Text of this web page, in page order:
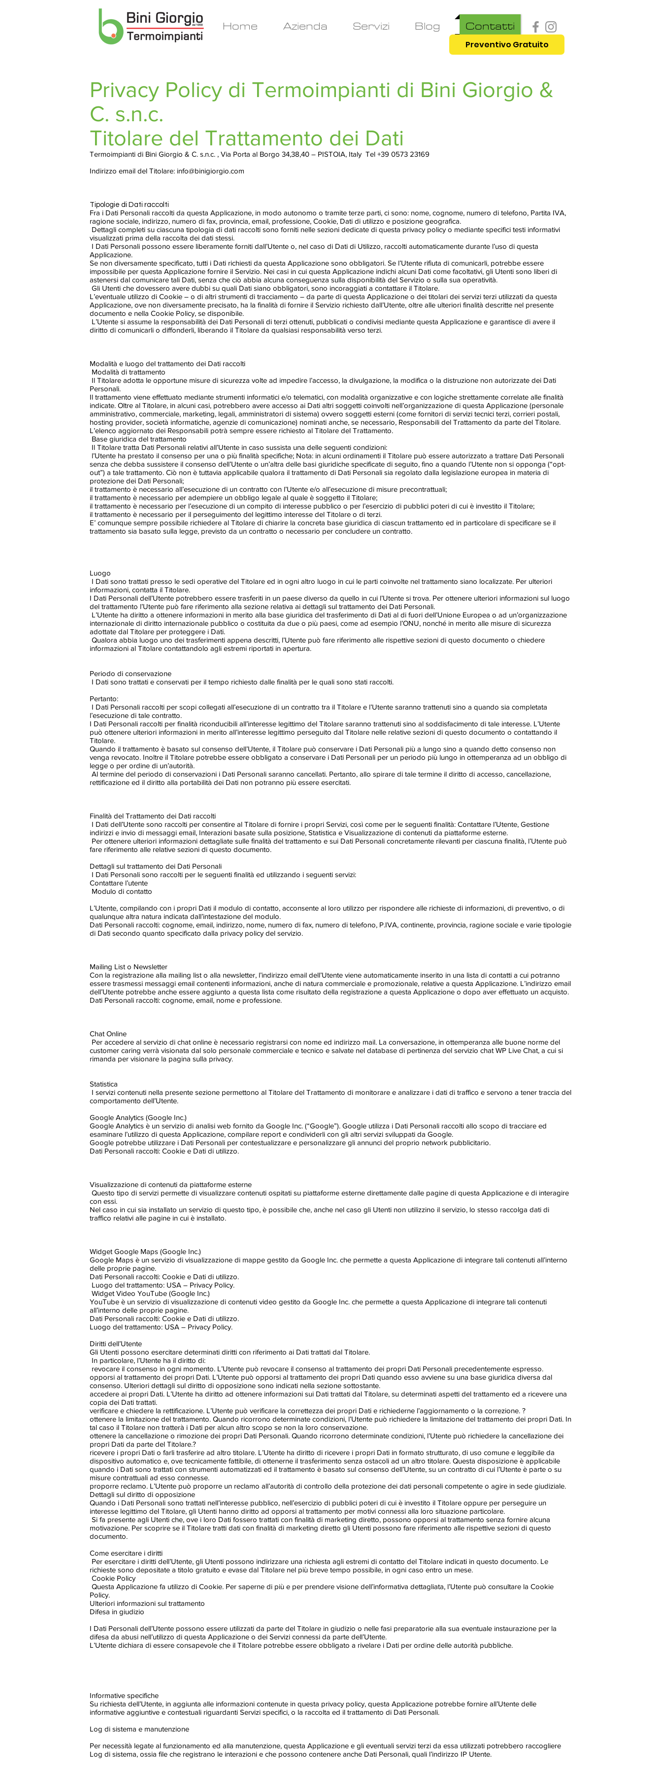
Home Azienda Servizi Blog Contatti
Preventivo Gratuito
Privacy Policy di Termoimpianti di Bini Giorgio &
C. s.n.c.
Titolare del Trattamento dei Dati
Termoimpianti di Bini Giorgio & C. s.n.c. , Via Porta al Borgo 34,38,40 – PISTOIA, Italy Tel +39 0573 23169
Indirizzo email del Titolare: info@binigiorgio.com
Tipologie di Dati raccolti
Fra i Dati Personali raccolti da questa Applicazione, in modo autonomo o tramite terze parti, ci sono: nome, cognome, numero di telefono, Partita IVA,
ragione sociale, indirizzo, numero di fax, provincia, email, professione, Cookie, Dati di utilizzo e posizione geografica.
Dettagli completi su ciascuna tipologia di dati raccolti sono forniti nelle sezioni dedicate di questa privacy policy o mediante specifici testi informativi
visualizzati prima della raccolta dei dati stessi.
I Dati Personali possono essere liberamente forniti dall’Utente o, nel caso di Dati di Utilizzo, raccolti automaticamente durante l’uso di questa
Applicazione.
Se non diversamente specificato, tutti i Dati richiesti da questa Applicazione sono obbligatori. Se l’Utente rifiuta di comunicarli, potrebbe essere
impossibile per questa Applicazione fornire il Servizio. Nei casi in cui questa Applicazione indichi alcuni Dati come facoltativi, gli Utenti sono liberi di
astenersi dal comunicare tali Dati, senza che ciò abbia alcuna conseguenza sulla disponibilità del Servizio o sulla sua operatività.
Gli Utenti che dovessero avere dubbi su quali Dati siano obbligatori, sono incoraggiati a contattare il Titolare.
L’eventuale utilizzo di Cookie – o di altri strumenti di tracciamento – da parte di questa Applicazione o dei titolari dei servizi terzi utilizzati da questa
Applicazione, ove non diversamente precisato, ha la finalità di fornire il Servizio richiesto dall’Utente, oltre alle ulteriori finalità descritte nel presente
documento e nella Cookie Policy, se disponibile.
L’Utente si assume la responsabilità dei Dati Personali di terzi ottenuti, pubblicati o condivisi mediante questa Applicazione e garantisce di avere il
diritto di comunicarli o diffonderli, liberando il Titolare da qualsiasi responsabilità verso terzi.
Modalità e luogo del trattamento dei Dati raccolti
Modalità di trattamento
Il Titolare adotta le opportune misure di sicurezza volte ad impedire l’accesso, la divulgazione, la modifica o la distruzione non autorizzate dei Dati
Personali.
Il trattamento viene effettuato mediante strumenti informatici e/o telematici, con modalità organizzative e con logiche strettamente correlate alle finalità
indicate. Oltre al Titolare, in alcuni casi, potrebbero avere accesso ai Dati altri soggetti coinvolti nell’organizzazione di questa Applicazione (personale
amministrativo, commerciale, marketing, legali, amministratori di sistema) ovvero soggetti esterni (come fornitori di servizi tecnici terzi, corrieri postali,
hosting provider, società informatiche, agenzie di comunicazione) nominati anche, se necessario, Responsabili del Trattamento da parte del Titolare.
L’elenco aggiornato dei Responsabili potrà sempre essere richiesto al Titolare del Trattamento.
Base giuridica del trattamento
Il Titolare tratta Dati Personali relativi all’Utente in caso sussista una delle seguenti condizioni:
l’Utente ha prestato il consenso per una o più finalità specifiche; Nota: in alcuni ordinamenti il Titolare può essere autorizzato a trattare Dati Personali
senza che debba sussistere il consenso dell’Utente o un’altra delle basi giuridiche specificate di seguito, fino a quando l’Utente non si opponga (“opt-
out”) a tale trattamento. Ciò non è tuttavia applicabile qualora il trattamento di Dati Personali sia regolato dalla legislazione europea in materia di
protezione dei Dati Personali;
il trattamento è necessario all’esecuzione di un contratto con l’Utente e/o all’esecuzione di misure precontrattuali;
il trattamento è necessario per adempiere un obbligo legale al quale è soggetto il Titolare;
il trattamento è necessario per l’esecuzione di un compito di interesse pubblico o per l’esercizio di pubblici poteri di cui è investito il Titolare;
il trattamento è necessario per il perseguimento del legittimo interesse del Titolare o di terzi.
E’ comunque sempre possibile richiedere al Titolare di chiarire la concreta base giuridica di ciascun trattamento ed in particolare di specificare se il
trattamento sia basato sulla legge, previsto da un contratto o necessario per concludere un contratto.
Luogo
I Dati sono trattati presso le sedi operative del Titolare ed in ogni altro luogo in cui le parti coinvolte nel trattamento siano localizzate. Per ulteriori
informazioni, contatta il Titolare.
I Dati Personali dell’Utente potrebbero essere trasferiti in un paese diverso da quello in cui l’Utente si trova. Per ottenere ulteriori informazioni sul luogo
del trattamento l’Utente può fare riferimento alla sezione relativa ai dettagli sul trattamento dei Dati Personali.
L’Utente ha diritto a ottenere informazioni in merito alla base giuridica del trasferimento di Dati al di fuori dell’Unione Europea o ad un’organizzazione
internazionale di diritto internazionale pubblico o costituita da due o più paesi, come ad esempio l’ONU, nonché in merito alle misure di sicurezza
adottate dal Titolare per proteggere i Dati.
Qualora abbia luogo uno dei trasferimenti appena descritti, l’Utente può fare riferimento alle rispettive sezioni di questo documento o chiedere
informazioni al Titolare contattandolo agli estremi riportati in apertura.
Periodo di conservazione
I Dati sono trattati e conservati per il tempo richiesto dalle finalità per le quali sono stati raccolti.
Pertanto:
I Dati Personali raccolti per scopi collegati all’esecuzione di un contratto tra il Titolare e l’Utente saranno trattenuti sino a quando sia completata
l’esecuzione di tale contratto.
I Dati Personali raccolti per finalità riconducibili all’interesse legittimo del Titolare saranno trattenuti sino al soddisfacimento di tale interesse. L’Utente
può ottenere ulteriori informazioni in merito all’interesse legittimo perseguito dal Titolare nelle relative sezioni di questo documento o contattando il
Titolare.
Quando il trattamento è basato sul consenso dell’Utente, il Titolare può conservare i Dati Personali più a lungo sino a quando detto consenso non
venga revocato. Inoltre il Titolare potrebbe essere obbligato a conservare i Dati Personali per un periodo più lungo in ottemperanza ad un obbligo di
legge o per ordine di un’autorità.
Al termine del periodo di conservazioni i Dati Personali saranno cancellati. Pertanto, allo spirare di tale termine il diritto di accesso, cancellazione,
rettificazione ed il diritto alla portabilità dei Dati non potranno più essere esercitati.
Finalità del Trattamento dei Dati raccolti
I Dati dell’Utente sono raccolti per consentire al Titolare di fornire i propri Servizi, così come per le seguenti finalità: Contattare l’Utente, Gestione
indirizzi e invio di messaggi email, Interazioni basate sulla posizione, Statistica e Visualizzazione di contenuti da piattaforme esterne.
Per ottenere ulteriori informazioni dettagliate sulle finalità del trattamento e sui Dati Personali concretamente rilevanti per ciascuna finalità, l’Utente può
fare riferimento alle relative sezioni di questo documento.
Dettagli sul trattamento dei Dati Personali
I Dati Personali sono raccolti per le seguenti finalità ed utilizzando i seguenti servizi:
Contattare l’utente
Modulo di contatto
L’Utente, compilando con i propri Dati il modulo di contatto, acconsente al loro utilizzo per rispondere alle richieste di informazioni, di preventivo, o di
qualunque altra natura indicata dall’intestazione del modulo.
Dati Personali raccolti: cognome, email, indirizzo, nome, numero di fax, numero di telefono, P.IVA, continente, provincia, ragione sociale e varie tipologie
di Dati secondo quanto specificato dalla privacy policy del servizio.
Mailing List o Newsletter
Con la registrazione alla mailing list o alla newsletter, l’indirizzo email dell’Utente viene automaticamente inserito in una lista di contatti a cui potranno
essere trasmessi messaggi email contenenti informazioni, anche di natura commerciale e promozionale, relative a questa Applicazione. L’indirizzo email
dell’Utente potrebbe anche essere aggiunto a questa lista come risultato della registrazione a questa Applicazione o dopo aver effettuato un acquisto.
Dati Personali raccolti: cognome, email, nome e professione.
Chat Online
Per accedere al servizio di chat online è necessario registrarsi con nome ed indirizzo mail. La conversazione, in ottemperanza alle buone norme del
customer caring verrà visionata dal solo personale commerciale e tecnico e salvate nel database di pertinenza del servizio chat WP Live Chat, a cui si
rimanda per visionare la pagina sulla privacy.
Statistica
I servizi contenuti nella presente sezione permettono al Titolare del Trattamento di monitorare e analizzare i dati di traffico e servono a tener traccia del
comportamento dell’Utente.
Google Analytics (Google Inc.)
Google Analytics è un servizio di analisi web fornito da Google Inc. (“Google”). Google utilizza i Dati Personali raccolti allo scopo di tracciare ed
esaminare l’utilizzo di questa Applicazione, compilare report e condividerli con gli altri servizi sviluppati da Google.
Google potrebbe utilizzare i Dati Personali per contestualizzare e personalizzare gli annunci del proprio network pubblicitario.
Dati Personali raccolti: Cookie e Dati di utilizzo.
Visualizzazione di contenuti da piattaforme esterne
Questo tipo di servizi permette di visualizzare contenuti ospitati su piattaforme esterne direttamente dalle pagine di questa Applicazione e di interagire
con essi.
Nel caso in cui sia installato un servizio di questo tipo, è possibile che, anche nel caso gli Utenti non utilizzino il servizio, lo stesso raccolga dati di
traffico relativi alle pagine in cui è installato.
Widget Google Maps (Google Inc.)
Google Maps è un servizio di visualizzazione di mappe gestito da Google Inc. che permette a questa Applicazione di integrare tali contenuti all’interno
delle proprie pagine.
Dati Personali raccolti: Cookie e Dati di utilizzo.
Luogo del trattamento: USA – Privacy Policy.
Widget Video YouTube (Google Inc.)
YouTube è un servizio di visualizzazione di contenuti video gestito da Google Inc. che permette a questa Applicazione di integrare tali contenuti
all’interno delle proprie pagine.
Dati Personali raccolti: Cookie e Dati di utilizzo.
Luogo del trattamento: USA – Privacy Policy.
Diritti dell’Utente
Gli Utenti possono esercitare determinati diritti con riferimento ai Dati trattati dal Titolare.
In particolare, l’Utente ha il diritto di:
revocare il consenso in ogni momento. L’Utente può revocare il consenso al trattamento dei propri Dati Personali precedentemente espresso.
opporsi al trattamento dei propri Dati. L’Utente può opporsi al trattamento dei propri Dati quando esso avviene su una base giuridica diversa dal
consenso. Ulteriori dettagli sul diritto di opposizione sono indicati nella sezione sottostante.
accedere ai propri Dati. L’Utente ha diritto ad ottenere informazioni sui Dati trattati dal Titolare, su determinati aspetti del trattamento ed a ricevere una
copia dei Dati trattati.
verificare e chiedere la rettificazione. L’Utente può verificare la correttezza dei propri Dati e richiederne l’aggiornamento o la correzione. ?
ottenere la limitazione del trattamento. Quando ricorrono determinate condizioni, l’Utente può richiedere la limitazione del trattamento dei propri Dati. In
tal caso il Titolare non tratterà i Dati per alcun altro scopo se non la loro conservazione.
ottenere la cancellazione o rimozione dei propri Dati Personali. Quando ricorrono determinate condizioni, l’Utente può richiedere la cancellazione dei
propri Dati da parte del Titolare.?
ricevere i propri Dati o farli trasferire ad altro titolare. L’Utente ha diritto di ricevere i propri Dati in formato strutturato, di uso comune e leggibile da
dispositivo automatico e, ove tecnicamente fattibile, di ottenerne il trasferimento senza ostacoli ad un altro titolare. Questa disposizione è applicabile
quando i Dati sono trattati con strumenti automatizzati ed il trattamento è basato sul consenso dell’Utente, su un contratto di cui l’Utente è parte o su
misure contrattuali ad esso connesse.
proporre reclamo. L’Utente può proporre un reclamo all’autorità di controllo della protezione dei dati personali competente o agire in sede giudiziale.
Dettagli sul diritto di opposizione
Quando i Dati Personali sono trattati nell’interesse pubblico, nell’esercizio di pubblici poteri di cui è investito il Titolare oppure per perseguire un
interesse legittimo del Titolare, gli Utenti hanno diritto ad opporsi al trattamento per motivi connessi alla loro situazione particolare.
Si fa presente agli Utenti che, ove i loro Dati fossero trattati con finalità di marketing diretto, possono opporsi al trattamento senza fornire alcuna
motivazione. Per scoprire se il Titolare tratti dati con finalità di marketing diretto gli Utenti possono fare riferimento alle rispettive sezioni di questo
documento.
Come esercitare i diritti
Per esercitare i diritti dell’Utente, gli Utenti possono indirizzare una richiesta agli estremi di contatto del Titolare indicati in questo documento. Le
richieste sono depositate a titolo gratuito e evase dal Titolare nel più breve tempo possibile, in ogni caso entro un mese.
Cookie Policy
Questa Applicazione fa utilizzo di Cookie. Per saperne di più e per prendere visione dell’informativa dettagliata, l’Utente può consultare la Cookie
Policy.
Ulteriori informazioni sul trattamento
Difesa in giudizio
I Dati Personali dell’Utente possono essere utilizzati da parte del Titolare in giudizio o nelle fasi preparatorie alla sua eventuale instaurazione per la
difesa da abusi nell’utilizzo di questa Applicazione o dei Servizi connessi da parte dell’Utente.
L’Utente dichiara di essere consapevole che il Titolare potrebbe essere obbligato a rivelare i Dati per ordine delle autorità pubbliche.
Informative specifiche
Su richiesta dell’Utente, in aggiunta alle informazioni contenute in questa privacy policy, questa Applicazione potrebbe fornire all’Utente delle
informative aggiuntive e contestuali riguardanti Servizi specifici, o la raccolta ed il trattamento di Dati Personali.
Log di sistema e manutenzione
Per necessità legate al funzionamento ed alla manutenzione, questa Applicazione e gli eventuali servizi terzi da essa utilizzati potrebbero raccogliere
Log di sistema, ossia file che registrano le interazioni e che possono contenere anche Dati Personali, quali l’indirizzo IP Utente.